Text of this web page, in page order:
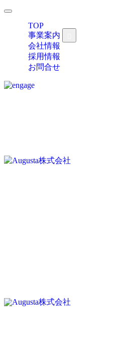
TOP
事業案内
会社情報
採用情報
お問合せ